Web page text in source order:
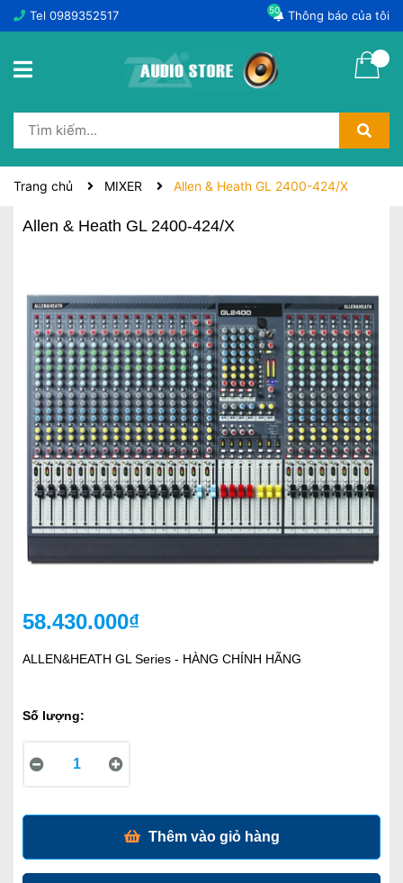
Tel 0989352517 Thông báo của tôi
50
Trang chủ MIXER Allen & Heath GL 2400-424/X
Allen & Heath GL 2400-424/X
58.430.000₫
ALLEN&HEATH GL Series - HÀNG CHÍNH HÃNG
Số lượng:
Thêm vào giỏ hàng